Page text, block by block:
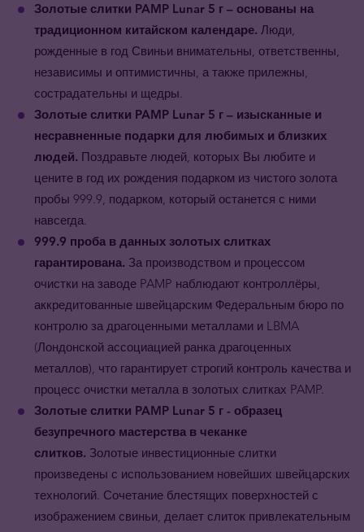
Золотые слитки PAMP Lunar 5 г – основаны на
традиционном китайском календаре. Люди,
рожденные в год Свиньи внимательны, ответственны,
независимы и оптимистичны, а также прилежны,
сострадательны и щедры.
Золотые слитки PAMP Lunar 5 г – изысканные и
несравненные подарки для любимых и близких
людей. Поздравьте людей, которых Вы любите и
цените в год их рождения подарком из чистого золота
пробы 999.9, подарком, который останется с ними
навсегда.
999.9 проба в данных золотых слитках
гарантирована. За производством и процессом
очистки на заводе PAMP наблюдают контроллёры,
аккредитованные швейцарским Федеральным бюро по
контролю за драгоценными металлами и LBMA
(Лондонской ассоциацией ранка драгоценных
металлов), что гарантирует строгий контроль качества и
процесс очистки металла в золотых слитках PAMP.
Золотые слитки PAMP Lunar 5 г - образец
безупречного мастерства в чеканке
слитков. Золотые инвестиционные слитки
произведены с использованием новейших швейцарских
технологий. Сочетание блестящих поверхностей с
изображением свиньи, делает слиток привлекательным